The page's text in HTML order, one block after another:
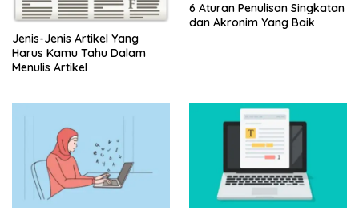
Jenis-Jenis Artikel Yang
Harus Kamu Tahu Dalam
Menulis Artikel
6 Aturan Penulisan Singkatan
dan Akronim Yang Baik